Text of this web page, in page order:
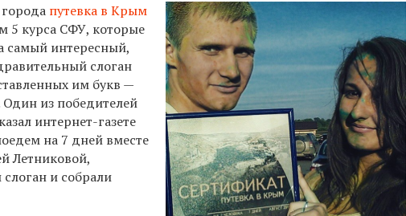
путевка в Крым
5 курса СФУ, которые
самый интересный,
слоган
им букв —
из победителей
интернет-газете
на 7 дней вместе
Летниковой,
и собрали